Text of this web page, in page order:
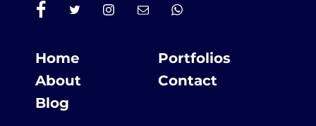
Home
Portfolios
About
Contact
Blog